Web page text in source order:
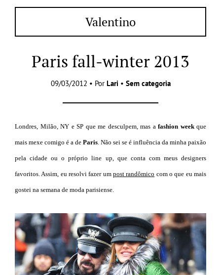
Valentino
Paris fall-winter 2013
09/03/2012 • Por Lari • Sem categoria
Londres, Milão, NY e SP que me desculpem, mas a fashion weekque
mais mexe comigo é a de Paris . Não sei se é influência da minha paixão
pela cidade ou o próprio line up, que conta com meus designers
favoritos. Assim, eu resolvi fazer um post randômico com o que eu mais
gostei na semana de moda parisiense.